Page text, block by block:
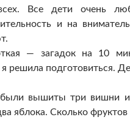
Все дети очень
и на
— загадок на 10
решила подготовиться.
вышиты три вишни и
яблока. Сколько фруктов